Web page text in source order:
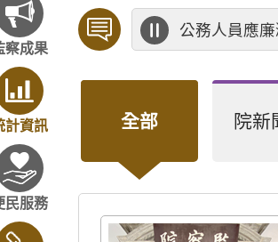
察成果
計資訊
民服務
公務人員應
全部 院新